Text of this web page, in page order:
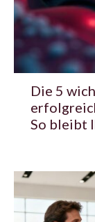
Die 5
So bleibt